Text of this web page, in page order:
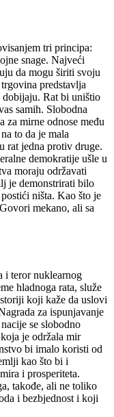
tri principa:
snage. Najveći
da mogu širiti svoju
predstavlja
Rat bi uništio
samih. Slobodna
za mirne odnose među
to da je mala
rat jedna protiv druge.
demokratije ušle u
moraju održavati
je demonstrirati bilo
ništa. Kao što je
mekano, ali sa
i teror nuklearnog
hladnoga rata, služe
koji kaže da uslovi
za ispunjavanje
se slobodno
je održala mir
bi imalo koristi od
kao što bi i
i prosperiteta.
takođe, ali ne toliko
i bezbjednost i koji